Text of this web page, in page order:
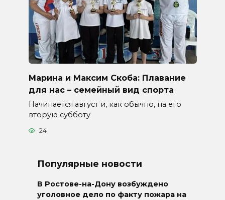
Марина и Максим Скоба: Плавание
для нас – семейный вид спорта
Начинается август и, как обычно, на его
вторую субботу
24
Популярные новости
В Ростове-на-Дону возбуждено
уголовное дело по факту пожара на